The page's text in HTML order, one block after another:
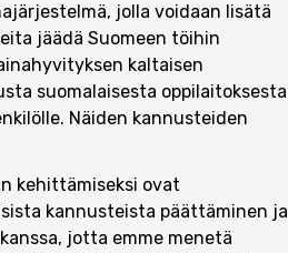
jolla voidaan lisätä
jäädä Suomeen töihin
kaltaisen
suomalaisesta oppilaitoksesta
Näiden kannusteiden
kehittämiseksi ovat
kannusteista päättäminen ja
jotta emme menetä